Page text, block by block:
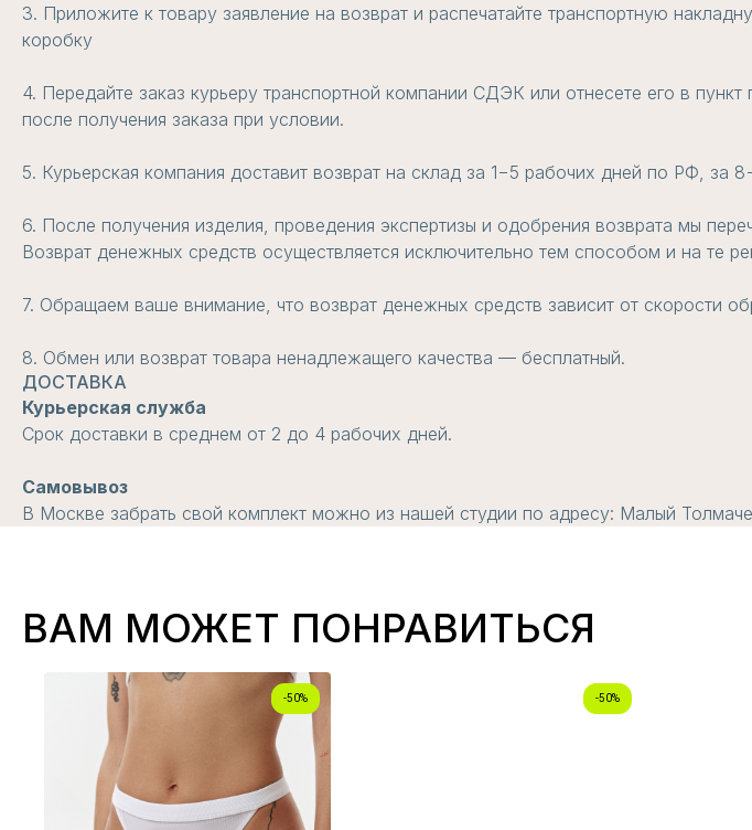
3. Приложите к товару заявление на возврат и распечатайте транспортную
коробку
4. Передайте заказ курьеру транспортной компании СДЭК или отнесете его в
после получения заказа при условии.
5. Курьерская компания доставит возврат на склад за 1−5 рабочих дней по РФ, за
6. После получения изделия, проведения экспертизы и одобрения возврата мы
Возврат денежных средств осуществляется исключительно тем способом и на те
7. Обращаем ваше внимание, что возврат денежных средств зависит от скорости
8. Обмен или возврат товара ненадлежащего качества — бесплатный.
ДОСТАВКА
Курьерская служба
Срок доставки в среднем от 2 до 4 рабочих дней.
Самовывоз
В Москве забрать свой комплект можно из нашей студии по адресу: Малый
ВАМ МОЖЕТ ПОНРАВИТЬСЯ
-50% -50%